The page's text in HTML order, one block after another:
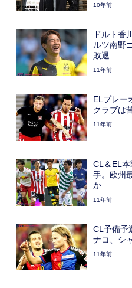
10年前
ドルト香
ルツ南野
敗退
11年前
ELプレー
クラブは
11年前
CL＆EL
手。欧州
か
11年前
CL予備予
ナコ、シ
11年前